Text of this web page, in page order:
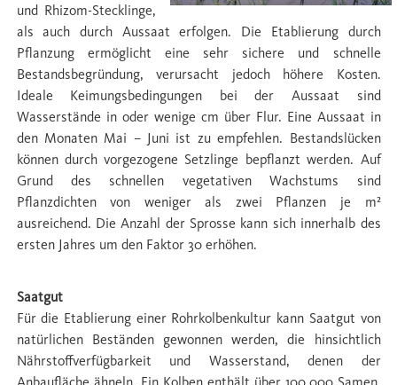
und Rhizom-Stecklinge,
als auch durch Aussaat erfolgen. Die Etablierung durch
Pﬂanzung ermöglicht eine sehr sichere und schnelle
Bestandsbegründung, verursacht jedoch höhere Kosten.
Ideale Keimungsbedingungen bei der Aussaat sind
Wasserstände in oder wenige cm über Flur. Eine Aussaat in
den Monaten Mai – Juni ist zu empfehlen. Bestandslücken
können durch vorgezogene Setzlinge bepﬂanzt werden. Auf
Grund des schnellen vegetativen Wachstums sind
Pﬂanzdichten von weniger als zwei Pﬂanzen je m²
ausreichend. Die Anzahl der Sprosse kann sich innerhalb des
ersten Jahres um den Faktor 30 erhöhen.
Saatgut
Für die Etablierung einer Rohrkolbenkultur kann Saatgut von
natürlichen Beständen gewonnen werden, die hinsichtlich
Nährstoffverfügbarkeit und Wasserstand, denen der
Anbauﬂäche ähneln. Ein Kolben enthält über 100.000 Samen,